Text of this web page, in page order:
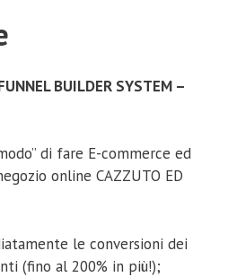
BUILDER SYSTEM –
di fare E-commerce ed
online CAZZUTO ED
le conversioni dei
(fino al 200% in più!);